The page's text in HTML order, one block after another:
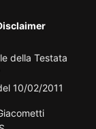
della Testata
10/02/2011